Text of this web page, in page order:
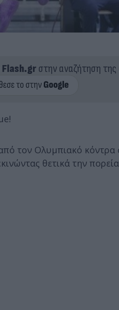
Flash.grστην αναζήτηση της
τον Ολυμπιακό
θετικά την